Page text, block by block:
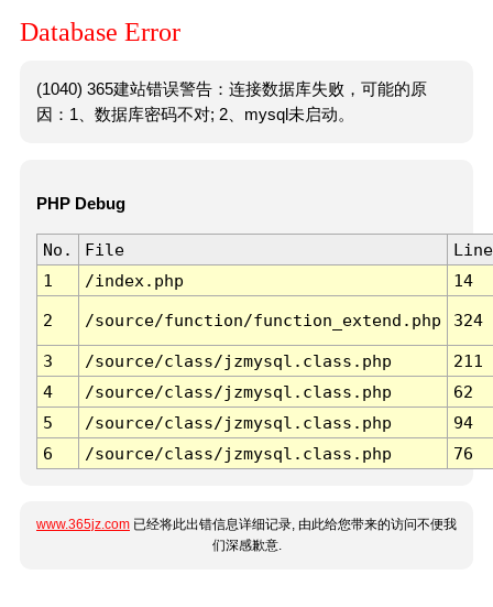
Database Error
(1040) 365建站错误警告：连接数据库失败，可能的原
因：1、数据库密码不对; 2、mysql未启动。
PHP Debug
No. File
Line
1
/index.php 14
2 /source/function/function_extend.php 324
3 /source/class/jzmysql.class.php
211
4
/source/class/jzmysql.class.php
62
5
/source/class/jzmysql.class.php
94
6
/source/class/jzmysql.class.php 76
www.365jz.com 已经将此出错信息详细记录, 由此给您带来的访问不便我
们深感歉意.